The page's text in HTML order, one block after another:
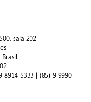
sala 202
Brasil
8914-5333 | (85) 9 9990-